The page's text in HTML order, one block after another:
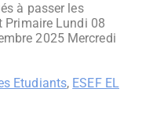
à passer les
Primaire Lundi 08
2025 Mercredi
Etudiants, ESEF EL